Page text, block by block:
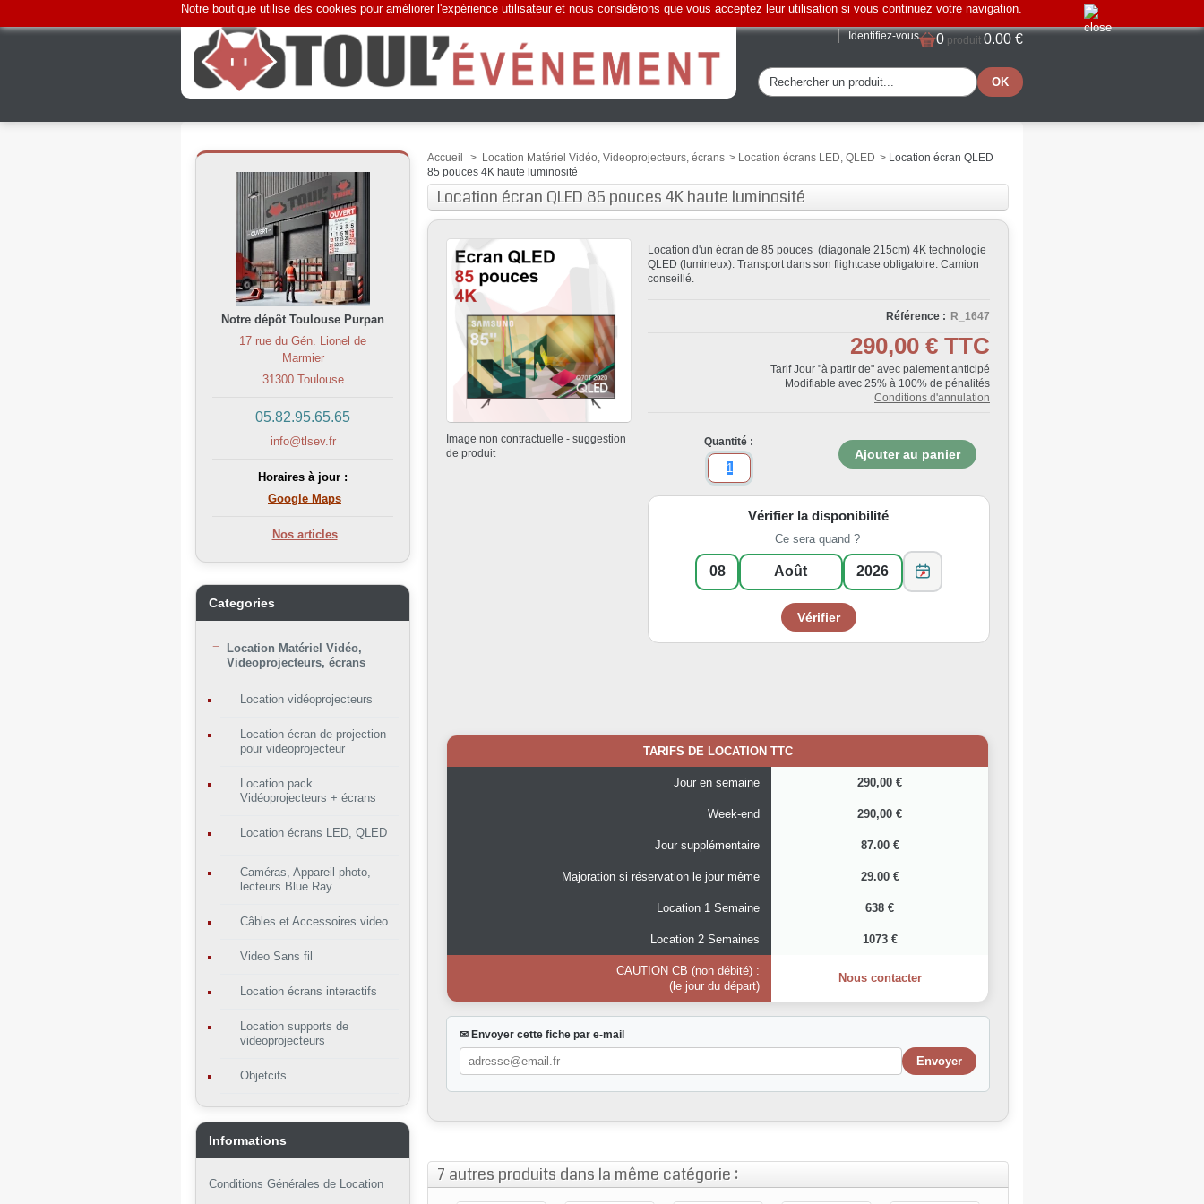
Identifiez-vous 0 produit 0.00 €
Notre boutique utilise des cookies pour améliorer l'expérience utilisateur et nous considérons que vous acceptez leur utilisation si vous continuez votre navigation.
Notre dépôt Toulouse Purpan
17 rue du Gén. Lionel de
Marmier
31300 Toulouse
05.82.95.65.65
info@tlsev.fr
Horaires à jour :
Google Maps
Nos articles
Categories
Location Matériel Vidéo,
Videoprojecteurs, écrans
Location vidéoprojecteurs
Location écran de projection
pour videoprojecteur
Location pack
Vidéoprojecteurs + écrans
Location écrans LED, QLED
Caméras, Appareil photo,
lecteurs Blue Ray
Câbles et Accessoires video
Video Sans fil
Location écrans interactifs
Location supports de
videoprojecteurs
Objetcifs
Informations
Conditions Générales de Location
Accueil > Location Matériel Vidéo, Videoprojecteurs, écrans > Location écrans LED, QLED > Location écran QLED
85 pouces 4K haute luminosité
Location écran QLED 85 pouces 4K haute luminosité
Image non contractuelle - suggestion
de produit
Location d'un écran de 85 pouces (diagonale 215cm) 4K technologie
QLED (lumineux). Transport dans son flightcase obligatoire. Camion
conseillé.
Référence : R_1647
290,00 € TTC
Tarif Jour "à partir de" avec paiement anticipé
Modifiable avec 25% à 100% de pénalités
Conditions d'annulation
Quantité :
Vérifier la disponibilité
Ce sera quand ?
TARIFS DE LOCATION TTC
Jour en semaine 290,00 €
Week-end 290,00 €
Jour supplémentaire 87.00 €
Majoration si réservation le jour même 29.00 €
Location 1 Semaine 638 €
Location 2 Semaines 1073 €
CAUTION CB (non débité) :
(le jour du départ)
Nous contacter
✉ Envoyer cette fiche par e-mail
7 autres produits dans la même catégorie :